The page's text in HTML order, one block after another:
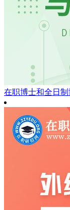
在职博士和全日